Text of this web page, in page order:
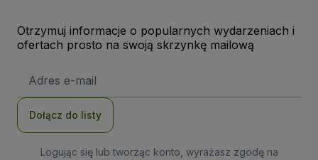
Otrzymuj informacje o popularnych wydarzeniach i
ofertach prosto na swoją skrzynkę mailową
e-
Dołącz do listy
Logując się lub tworząc konto, wyrażasz zgodę na